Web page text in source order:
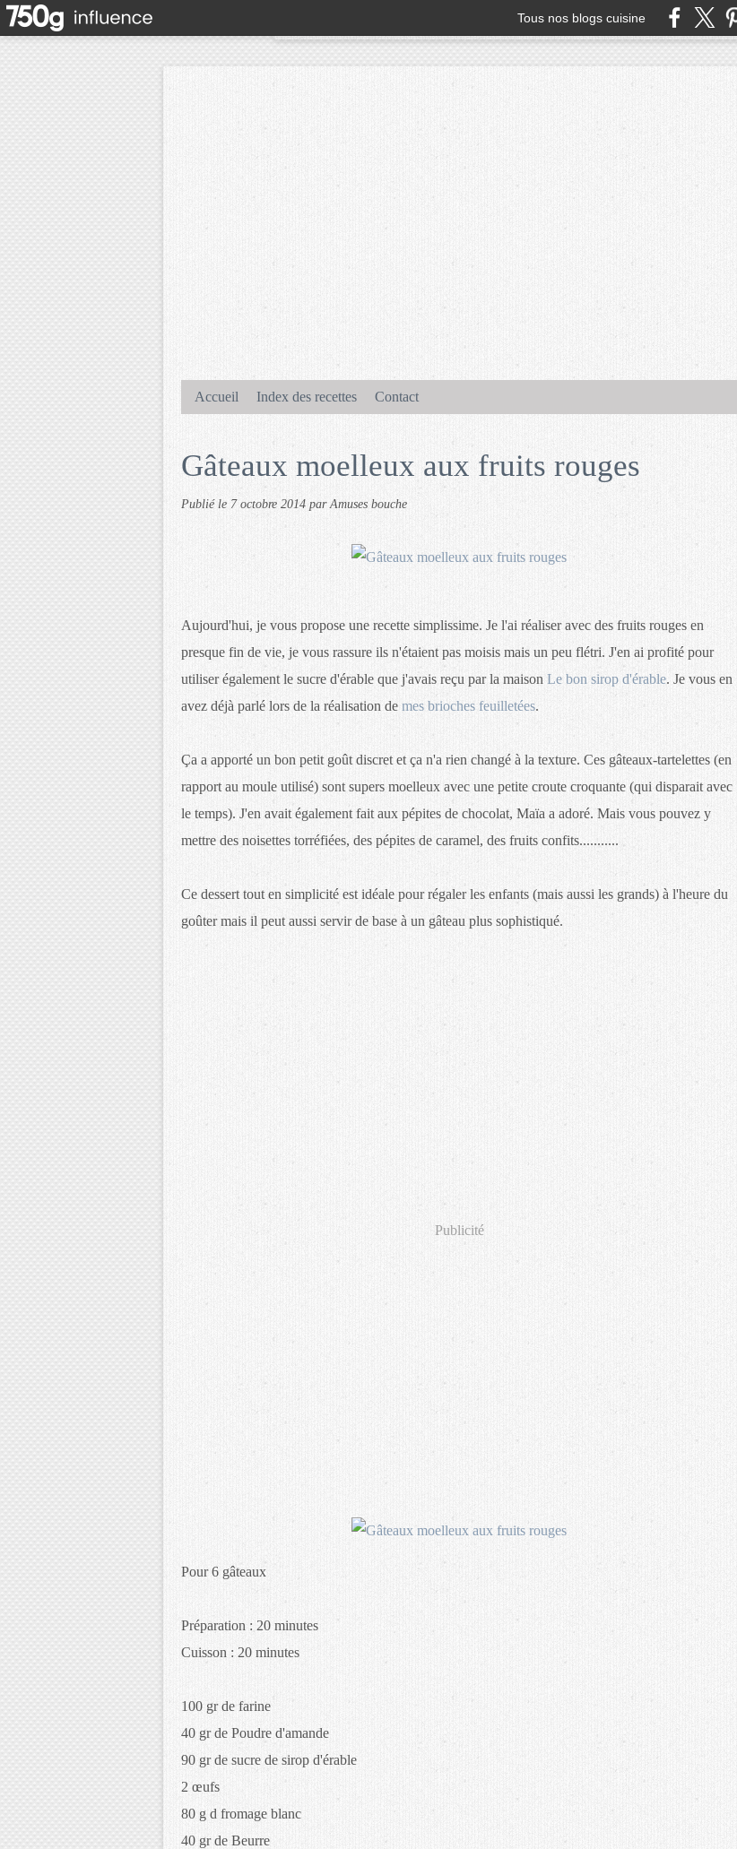
Tous nos blogs cuisine
Accueil Index des recettes Contact
Gâteaux moelleux aux fruits rouges
Publié le 7 octobre 2014 par Amuses bouche
Aujourd'hui, je vous propose une recette simplissime. Je l'ai réaliser avec des fruits rouges en
presque fin de vie, je vous rassure ils n'étaient pas moisis mais un peu flétri. J'en ai profité pour
utiliser également le sucre d'érable que j'avais reçu par la maison Le bon sirop d'érable. Je vous en
avez déjà parlé lors de la réalisation de mes brioches feuilletées.
Ça a apporté un bon petit goût discret et ça n'a rien changé à la texture. Ces gâteaux-tartelettes (en
rapport au moule utilisé) sont supers moelleux avec une petite croute croquante (qui disparait avec
le temps). J'en avait également fait aux pépites de chocolat, Maïa a adoré. Mais vous pouvez y
mettre des noisettes torréfiées, des pépites de caramel, des fruits confits...........
Ce dessert tout en simplicité est idéale pour régaler les enfants (mais aussi les grands) à l'heure du
goûter mais il peut aussi servir de base à un gâteau plus sophistiqué.
Publicité
Pour 6 gâteaux
Préparation : 20 minutes
Cuisson : 20 minutes
100 gr de farine
40 gr de Poudre d'amande
90 gr de sucre de sirop d'érable
2 œufs
80 g d fromage blanc
40 gr de Beurre